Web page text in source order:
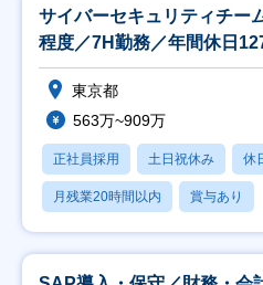
サイバーセキュリティチー
程度／7H勤務／年間休日
東京都
563万~909万
正社員採用 土日祝休み 休
月残業20時間以内 賞与あり